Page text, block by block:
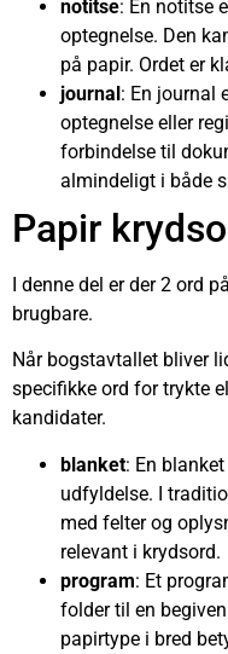
notitse: En notitse
optegnelse. Den
på papir. Ordet er
journal: En journal
optegnelse eller
forbindelse til
almindeligt i både
Papir
I denne del er der 2 ord
brugbare.
Når bogstavtallet bliver
specifikke ord for trykte
kandidater.
blanket: En
udfyldelse. I
med felter og
relevant i krydsord.
program: Et
folder til en
papirtype i bred